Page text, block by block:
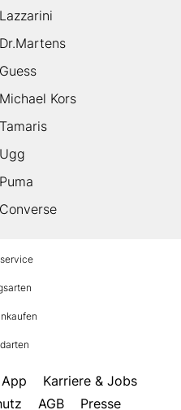
Lazzarini
Dr.Martens
Guess
Michael Kors
Tamaris
Ugg
Puma
Converse
App
Karriere & Jobs
AGB Presse